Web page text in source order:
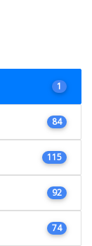
1
84
115
92
74